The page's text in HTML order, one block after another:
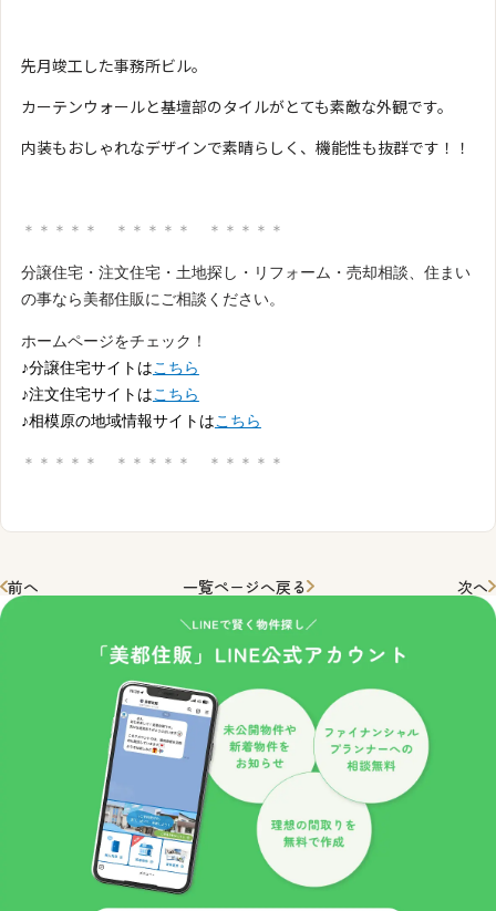
先月竣工した事務所ビル。
カーテンウォールと基壇部のタイルがとても素敵な外観です。
内装もおしゃれなデザインで素晴らしく、機能性も抜群です！！
＊＊＊＊＊ ＊＊＊＊＊ ＊＊＊＊＊
分譲住宅・注文住宅・土地探し・リフォーム・売却相談、住まい
の事なら美都住販にご相談ください。
ホームページをチェック！
♪分譲住宅サイトはこちら
♪注文住宅サイトはこちら
♪相模原の地域情報サイトはこちら
＊＊＊＊＊ ＊＊＊＊＊ ＊＊＊＊＊
前へ 一覧ページへ戻る 次へ